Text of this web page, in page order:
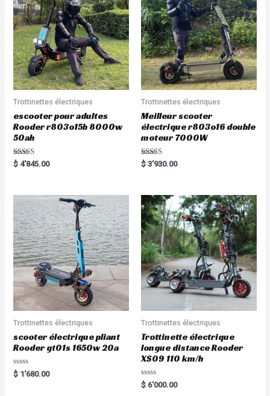
Trottinettes électriques
escooter pour adultes
Rooder r803o15b 8000w
50ah
Rated
5.00
$ 4'845.00
Trottinettes électriques
Meilleur scooter
électrique r803o16 double
moteur 7000W
Rated
5.00
$ 3'930.00
Trottinettes électriques
scooter électrique pliant
Rooder gt01s 1650w 20a
Rated
0
$ 1'680.00
Trottinettes électriques
Trottinette électrique
longue distance Rooder
XS09 110 km/h
Rated
0
$ 6'000.00